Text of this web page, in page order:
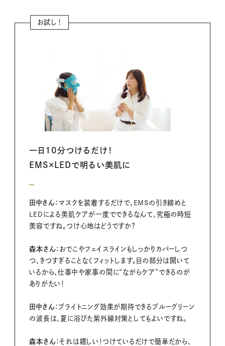
お試し！
一日10分つけるだけ！
EMS×LEDで明るい美肌に
田中さん： マスクを装着するだけで、EMSの引き締めと
LEDによる美肌ケアが一度でできるなんて、究極の時短
美容ですね。つけ心地はどうですか？
森本さん： おでこやフェイスラインもしっかりカバーしつ
つ、きつすぎることなくフィットします。目の部分は開いて
いるから、仕事中や家事の間に“ながらケア”できるのが
ありがたい！
田中さん： ブライトニング効果が期待できるブルーグリーン
の波長は、夏に浴びた紫外線対策としてもよいですね。
森本さん：それは嬉しい！つけているだけで簡単だから、